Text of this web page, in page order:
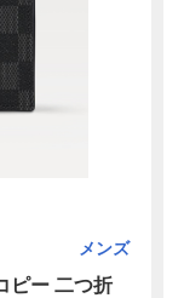
メンズ
ピー 二つ折